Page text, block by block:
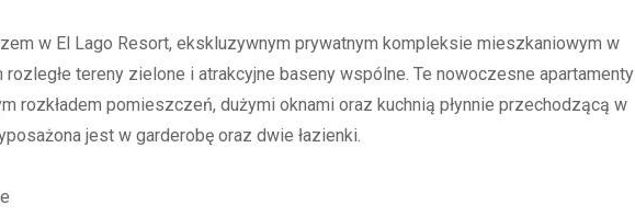
w El Lago Resort, ekskluzywnym prywatnym kompleksie mieszkaniowym w
rozległe tereny zielone i atrakcyjne baseny wspólne. Te nowoczesne apartamenty
rozkładem pomieszczeń, dużymi oknami oraz kuchnią płynnie przechodzącą w
jest w garderobę oraz dwie łazienki.